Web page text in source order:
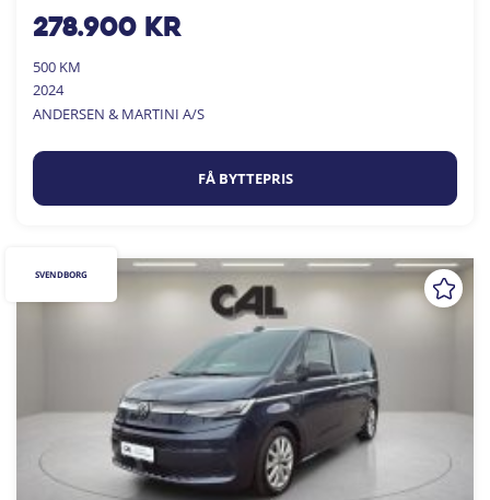
278.900kr
500 KM
2024
ANDERSEN & MARTINI A/S
FÅ BYTTEPRIS
SVENDBORG